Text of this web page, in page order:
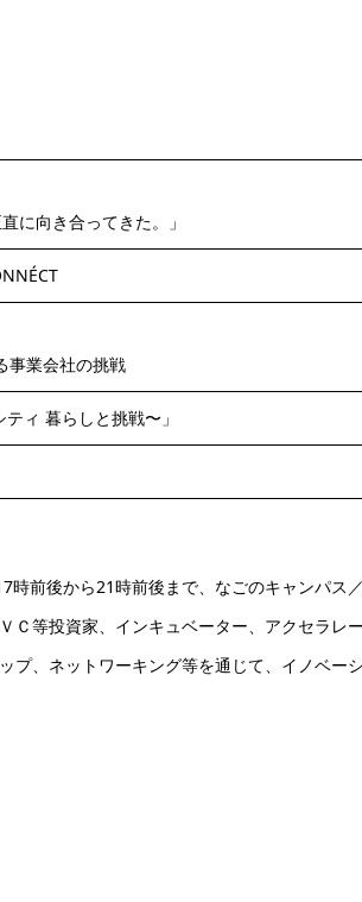
に向き合ってきた。」
事業会社の挑戦
ィ 暮らしと挑戦〜」
前後から21時前後まで、なごのキャンパス
Ｃ等投資家、インキュベーター、アクセラレ
プ、ネットワーキング等を通じて、イノベー